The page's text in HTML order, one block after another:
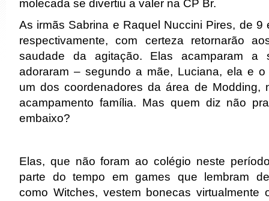
molecada se divertiu a valer na CP Br.
As irmãs Sabrina e Raquel Nuccini Pires, de 9
respectivamente, com certeza retornarão
saudade da agitação. Elas acamparam a
adoraram – segundo a mãe, Luciana, ela e o
um dos coordenadores da área de Modding,
acampamento família. Mas quem diz não
embaixo?
Elas, que não foram ao colégio neste
parte do tempo em games que lembram
como Witches, vestem bonecas virtualmente